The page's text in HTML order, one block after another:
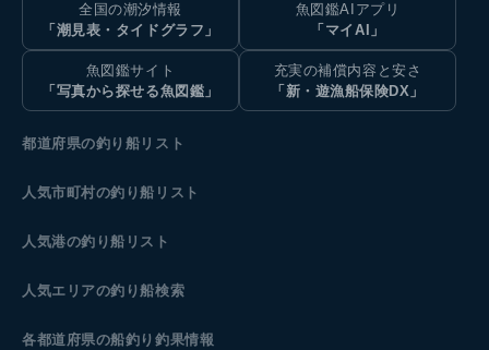
全国の潮汐情報
「潮見表・タイドグラフ」
魚図鑑AIアプリ
「マイAI」
魚図鑑サイト
「写真から探せる魚図鑑」
充実の補償内容と安さ
「新・遊漁船保険DX」
都道府県の釣り船リスト
人気市町村の釣り船リスト
人気港の釣り船リスト
人気エリアの釣り船検索
各都道府県の船釣り釣果情報